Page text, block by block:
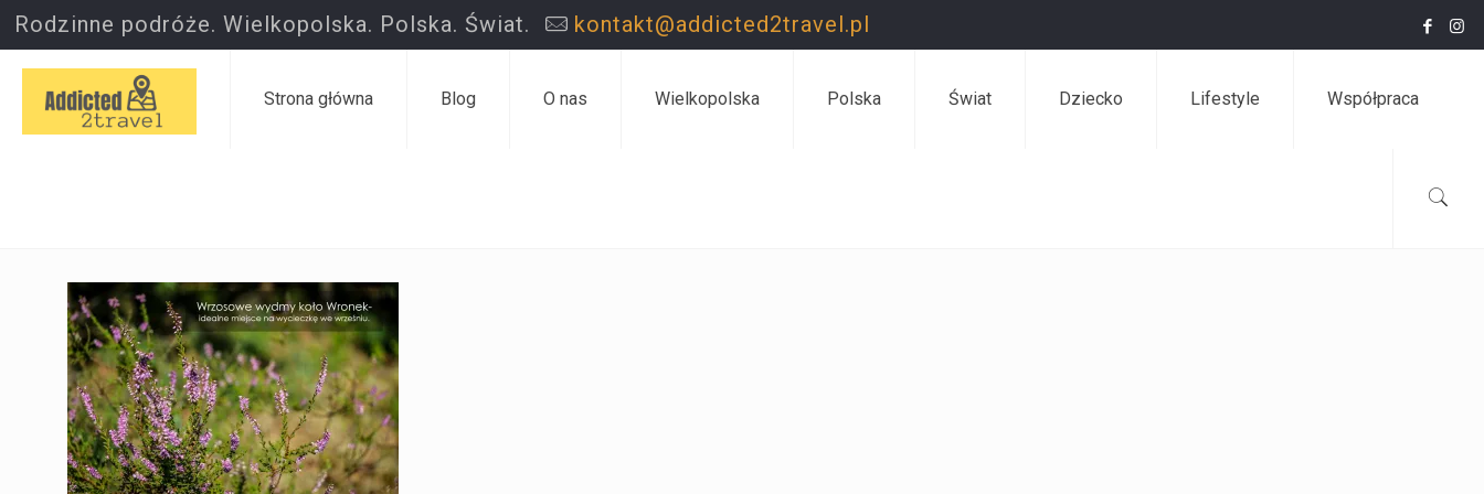
Rodzinne podróże. Wielkopolska. Polska. Świat. kontakt@addicted2travel.pl
Strona główna Blog O nas Wielkopolska Polska Świat Dziecko Lifestyle Współpraca